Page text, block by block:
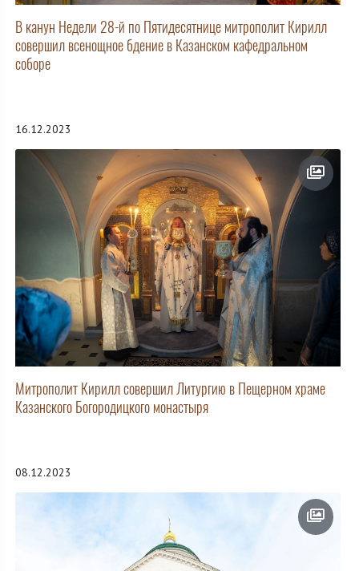
В канун Недели 28-й по Пятидесятнице митрополит Кирилл
совершил всенощное бдение в Казанском кафедральном
соборе
16.12.2023
Митрополит Кирилл совершил Литургию в Пещерном храме
Казанского Богородицкого монастыря
08.12.2023